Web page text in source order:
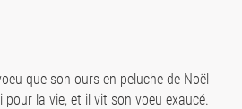
que son ours en peluche de Noël
pour la vie, et il vit son voeu exaucé.